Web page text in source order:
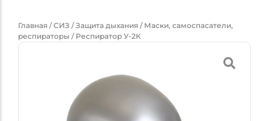
Главная /СИЗ /Защита дыхания / Маски, самоспасатели,
респираторы / Респиратор У-2К